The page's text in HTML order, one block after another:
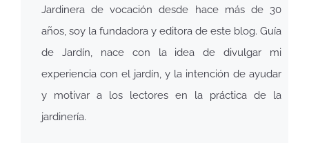
Jardinera de vocación desde hace más de 30
años, soy la fundadora y editora de este blog. Guía
de Jardín, nace con la idea de divulgar mi
experiencia con el jardín, y la intención de ayudar
y motivar a los lectores en la práctica de la
jardinería.